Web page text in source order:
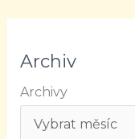
Archiv
Archivy